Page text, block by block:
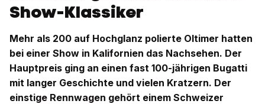
Show-Klassiker
Mehr als 200 auf Hochglanz polierte Oltimer hatten
bei einer Show in Kalifornien das Nachsehen. Der
Hauptpreis ging an einen fast 100-jährigen Bugatti
mit langer Geschichte und vielen Kratzern. Der
einstige Rennwagen gehört einem Schweizer